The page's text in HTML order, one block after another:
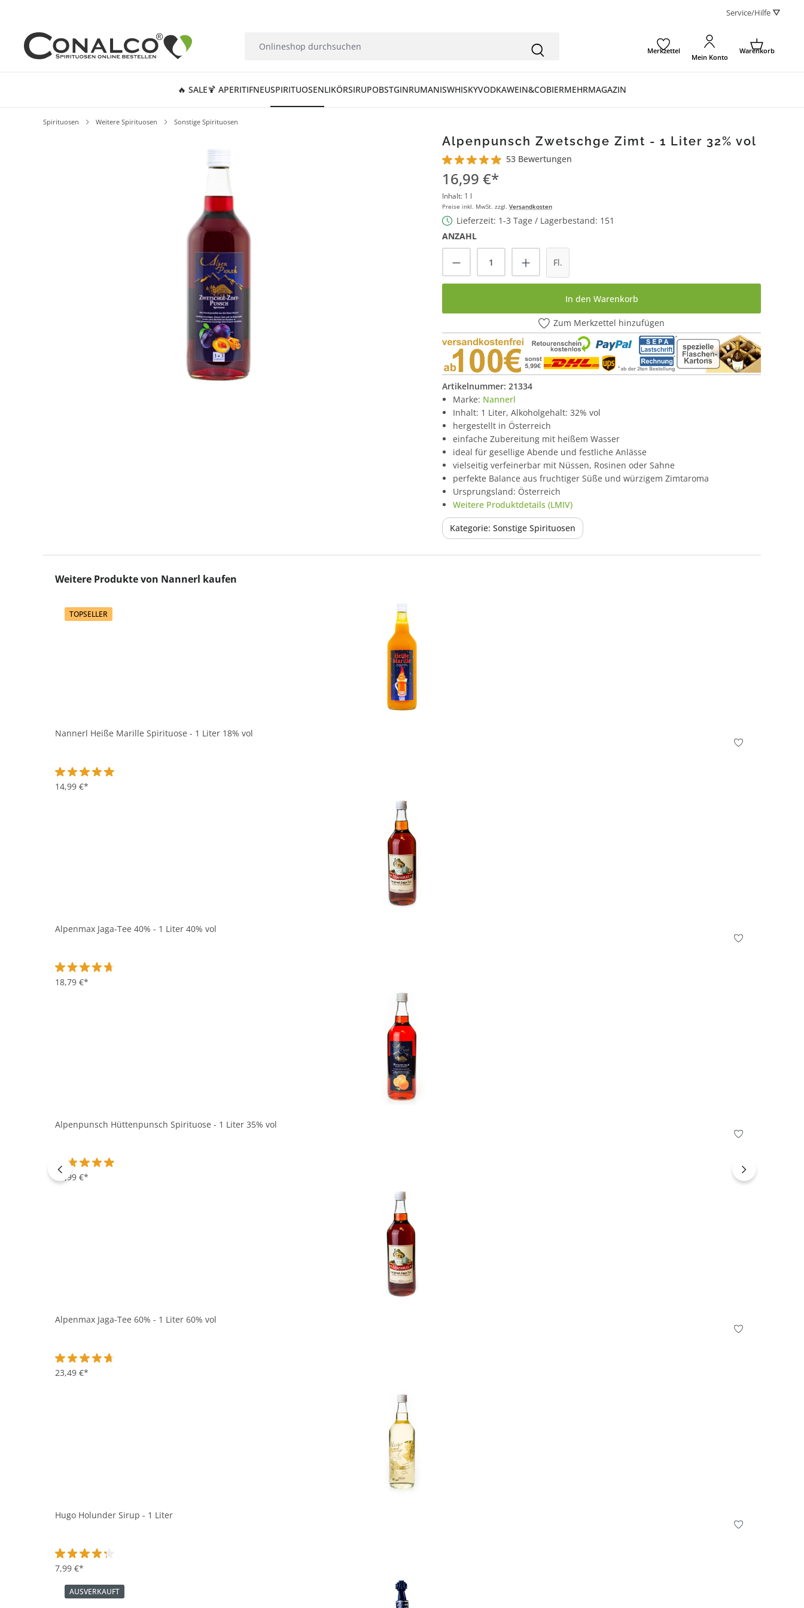
Service/Hilfe ⛛
Merkzettel
Mein Konto
Warenkorb
🔥 SALE🍹 APERITIFNEUSPIRITUOSENLIKÖRSIRUPOBSTGINRUMANISWHISKYVODKAWEIN&COBIERMEHRMAGAZIN
Spirituosen Weitere Spirituosen Sonstige Spirituosen
Alpenpunsch Zwetschge Zimt - 1 Liter 32% vol
Durchschnittliche Bewertung von 4.9 von 5 Sternen
53 Bewertungen
16,99 €*
Inhalt: 1 l
Preise inkl. MwSt. zzgl. Versandkosten
Lieferzeit: 1-3 Tage / Lagerbestand: 151
ANZAHL
Produkt Anzahl: Gib den gewünschten Wert ein
Fl.
In den Warenkorb
Zum Merkzettel hinzufügen
Artikelnummer: 21334
Marke: Nannerl
Inhalt: 1 Liter, Alkoholgehalt: 32% vol
hergestellt in Österreich
einfache Zubereitung mit heißem Wasser
ideal für gesellige Abende und festliche Anlässe
vielseitig verfeinerbar mit Nüssen, Rosinen oder Sahne
perfekte Balance aus fruchtiger Süße und würzigem Zimtaroma
Ursprungsland: Österreich
Weitere Produktdetails (LMIV)
Kategorie: Sonstige Spirituosen
Produktgalerie überspringen
Weitere Produkte von Nannerl kaufen
TOPSELLER
Nannerl Heiße Marille Spirituose - 1 Liter 18% vol
Durchschnittliche Bewertung von 4.9 von 5 Sternen
14,99 €*
In den Korb
Alpenmax Jaga-Tee 40% - 1 Liter 40% vol
Durchschnittliche Bewertung von 4.7 von 5 Sternen
18,79 €*
In den Korb
Alpenpunsch Hüttenpunsch Spirituose - 1 Liter 35% vol
Durchschnittliche Bewertung von 4.9 von 5 Sternen
16,99 €*
In den Korb
Alpenmax Jaga-Tee 60% - 1 Liter 60% vol
Durchschnittliche Bewertung von 4.8 von 5 Sternen
23,49 €*
In den Korb
Hugo Holunder Sirup - 1 Liter
Durchschnittliche Bewertung von 4.2 von 5 Sternen
7,99 €*
In den Korb
AUSVERKAUFT